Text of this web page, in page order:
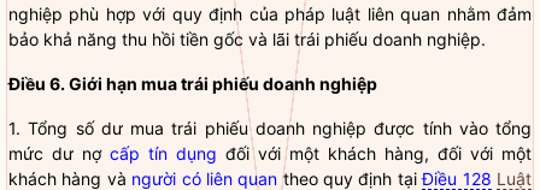
nghiệp phù hợp với quy định của pháp luật liên quan nhằm đảm
bảo khả năng thu hồi tiền gốc và lãi trái phiếu doanh nghiệp.
Điều 6. Giới hạn muatrái phiếu doanh nghiệp
1. Tổng số dư muatrái phiếu doanh nghiệp được tính vào tổng
mức dư nợ cấp tín dụng đối với một khách hàng, đối với một
khách hàng và người có liên quan theo quy định tạiĐiều 128 Luật